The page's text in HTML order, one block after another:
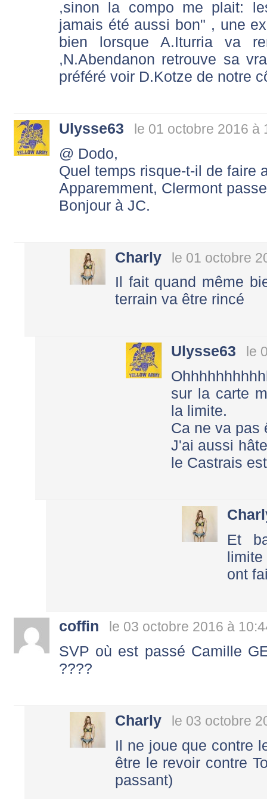
,sinon la compo me plait:
jamais été aussi bon" , une
bien lorsque A.Iturria va
,N.Abendanon retrouve sa
préféré voir D.Kotze de notre
Ulysse63 le 01 octobre 2016 à
@ Dodo,
Quel temps risque-t-il de faire
Apparemment, Clermont
Bonjour à JC.
Charly le 01 octobre
Il fait quand même
terrain va être rincé
Ulysse63 le
sur la carte
la limite.
Ca ne va pas
J'ai aussi
le Castrais
Et
ont
coffin le 03 octobre 2016 à
SVP où est passé Camille
????
Charly le 03 octobre
Il ne joue que contre
être le revoir contre
passant)